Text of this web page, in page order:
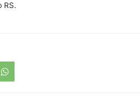
RS.